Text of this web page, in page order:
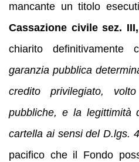
mancante un titolo
Cassazione civile sez.
chiarito definitivamente
garanzia pubblica
credito privilegiato,
pubbliche, e la legittimità
cartella ai sensi del D.lgs.
pacifico che il Fondo